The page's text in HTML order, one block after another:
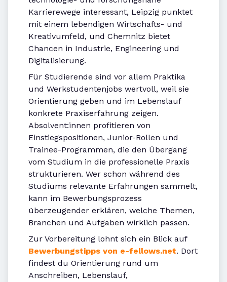
Karrierewege interessant, Leipzig punktet
mit einem lebendigen Wirtschafts- und
Kreativumfeld, und Chemnitz bietet
Chancen in Industrie, Engineering und
Digitalisierung.
Für Studierende sind vor allem Praktika
und Werkstudentenjobs wertvoll, weil sie
Orientierung geben und im Lebenslauf
konkrete Praxiserfahrung zeigen.
Absolvent:innen profitieren von
Einstiegspositionen, Junior-Rollen und
Trainee-Programmen, die den Übergang
vom Studium in die professionelle Praxis
strukturieren. Wer schon während des
Studiums relevante Erfahrungen sammelt,
kann im Bewerbungsprozess
überzeugender erklären, welche Themen,
Branchen und Aufgaben wirklich passen.
Zur Vorbereitung lohnt sich ein Blick auf
Bewerbungstipps von e-fellows.net. Dort
findest du Orientierung rund um
Anschreiben, Lebenslauf,